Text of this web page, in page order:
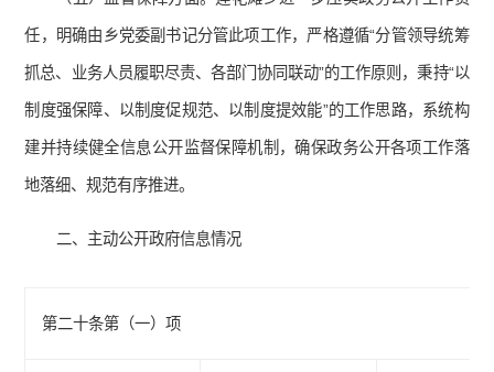
任，明确由乡党委副书记分管此项工作，严格遵循“分管领导统筹
抓总、业务人员履职尽责、各部门协同联动”的工作原则，秉持“以
制度强保障、以制度促规范、以制度提效能”的工作思路，系统构
建并持续健全信息公开监督保障机制，确保政务公开各项工作落
地落细、规范有序推进。
二、主动公开政府信息情况
第二十条第（一）项